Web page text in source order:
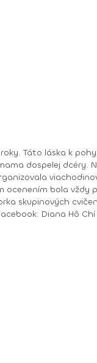
Táto láska k